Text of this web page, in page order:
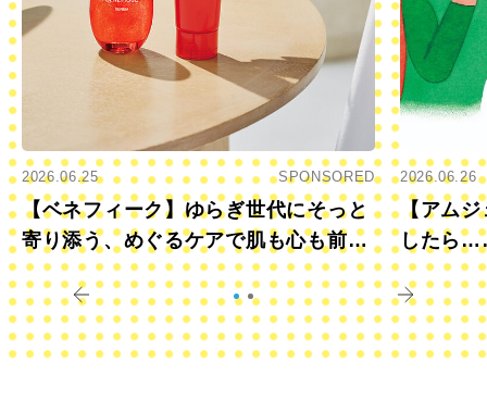
2026.06.25 SPONSORED
【ベネフィーク】ゆらぎ世代にそっと
寄り添う、めぐるケアで肌も心も前向
きに
2026.06.26
【アムジ
したら
すか？